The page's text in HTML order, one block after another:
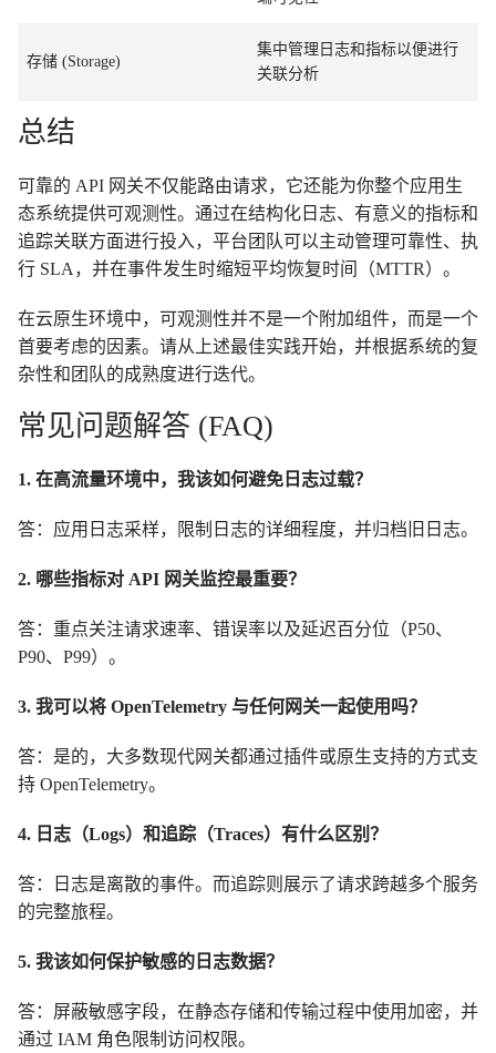
存储 (Storage)
集中管理日志和指标以便进行
关联分析
总结
可靠的 API 网关不仅能路由请求，它还能为你整个应用生
态系统提供可观测性。通过在结构化日志、有意义的指标和
追踪关联方面进行投入，平台团队可以主动管理可靠性、执
行 SLA，并在事件发生时缩短平均恢复时间（MTTR）。
在云原生环境中，可观测性并不是一个附加组件，而是一个
首要考虑的因素。请从上述最佳实践开始，并根据系统的复
杂性和团队的成熟度进行迭代。
常见问题解答 (FAQ)
1. 在高流量环境中，我该如何避免日志过载？
答：应用日志采样，限制日志的详细程度，并归档旧日志。
2. 哪些指标对 API 网关监控最重要？
答：重点关注请求速率、错误率以及延迟百分位（P50、
P90、P99）。
3. 我可以将 OpenTelemetry 与任何网关一起使用吗？
答：是的，大多数现代网关都通过插件或原生支持的方式支
持 OpenTelemetry。
4. 日志（Logs）和追踪（Traces）有什么区别？
答：日志是离散的事件。而追踪则展示了请求跨越多个服务
的完整旅程。
5. 我该如何保护敏感的日志数据？
答：屏蔽敏感字段，在静态存储和传输过程中使用加密，并
通过 IAM 角色限制访问权限。